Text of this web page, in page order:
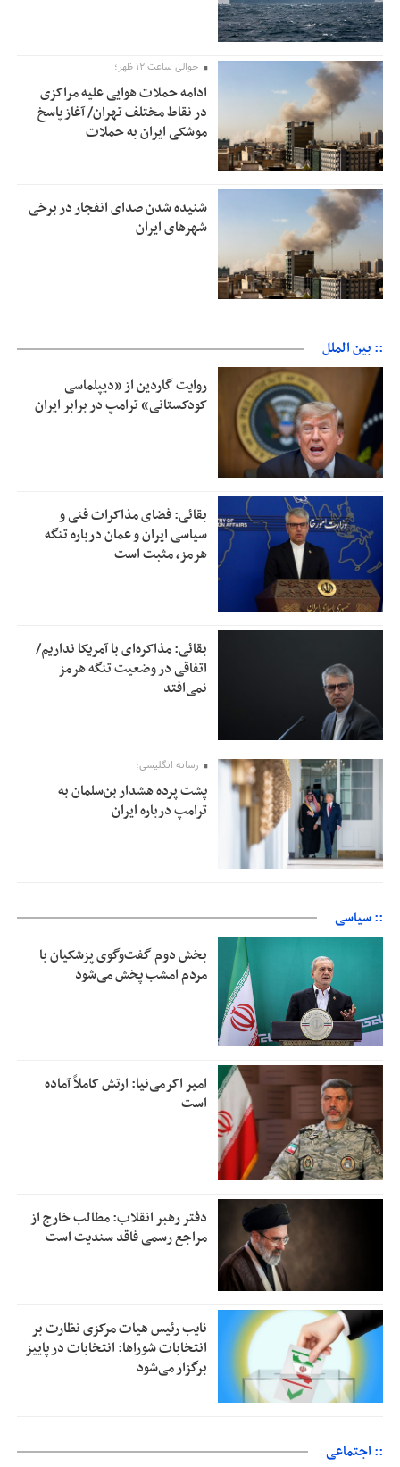
حوالی ساعت ۱۲ ظهر؛
ادامه حملات هوایی علیه مراکزی
در نقاط مختلف تهران/ آغاز پاسخ
موشکی ایران به حملات
شنیده شدن صدای انفجار در برخی
شهرهای ایران
:: بین الملل
روایت گاردین از «دیپلماسی
کودکستانی» ترامپ در برابر ایران
بقائی: فضای مذاکرات فنی و
سیاسی ایران و عمان درباره تنگه
هرمز، مثبت است
بقائی: مذاکره‌ای با آمریکا نداریم/
اتفاقی در وضعیت تنگه هرمز
نمی‌افتد
رسانه انگلیسی؛
پشت پرده هشدار بن‌سلمان به
ترامپ درباره ایران
:: سیاسی
بخش دوم گفت‌وگوی پزشکیان با
مردم امشب پخش می‌شود
امیر اکرمی‌نیا: ارتش کاملاً آماده
است
دفتر رهبر انقلاب: مطالب خارج از
مراجع رسمی فاقد سندیت است
نایب رئیس هیات مرکزی نظارت بر
انتخابات شوراها: انتخابات در پاییز
برگزار می‌شود
:: اجتماعی